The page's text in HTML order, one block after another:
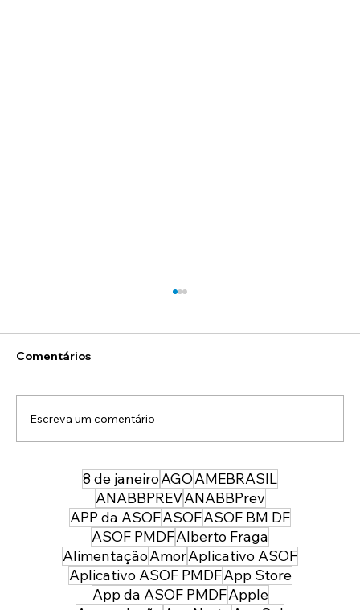
8 de janeiroAGOAMEBRASIL
ANABBPREVANABBPrev
APP da ASOFASOFASOF BM DF
ASOF PMDFAlberto Fraga
AlimentaçãoAmorAplicativo ASOF
Aplicativo ASOF PMDFApp Store
App da ASOF PMDFApple
ASOF Convênios e Benefícios: Colégio
Maria Imaculada (Lago Sul)
Comentários
Escreva um comentário